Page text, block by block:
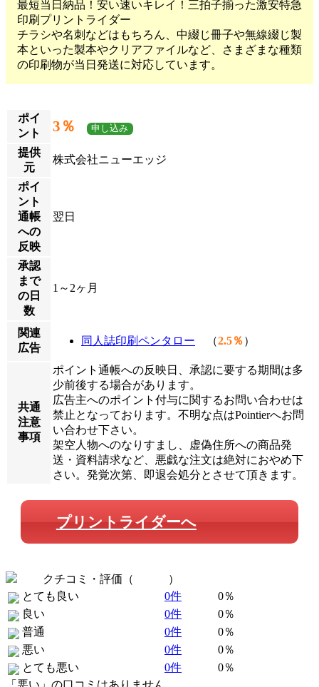
最短当日納品！安い速いキレイ！三拍子揃った激安特急
印刷プリントライダー
チラシや名刺などはもちろん、中綴じ冊子や無線綴じ製
本といった製本やクリアファイルなど、さまざまな種類
の印刷物が当日発送に対応しています。
ポイ
ント
3％ 申し込み
提供
元
株式会社ニューエッジ
ポイ
ント
通帳
への
反映
翌日
承認
まで
の日
数
1～2ヶ月
関連
広告
同人誌印刷ペンタロー （2.5％ ）
共通
注意
事項
ポイント通帳への反映日、承認に要する期間は多
少前後する場合があります。
広告主へのポイント付与に関するお問い合わせは
禁止となっております。不明な点はPointierへお問
い合わせ下さい。
架空人物へのなりすまし、虚偽住所への商品発
送・資料請求など、悪戯な注文は絶対におやめ下
さい。発覚次第、即退会処分とさせて頂きます。
プリントライダーへ
クチコミ・評価（
）
とても良い
0件
0％
良い
0件
0％
普通
0件
0％
悪い
0件
0％
とても悪い
0件
0％